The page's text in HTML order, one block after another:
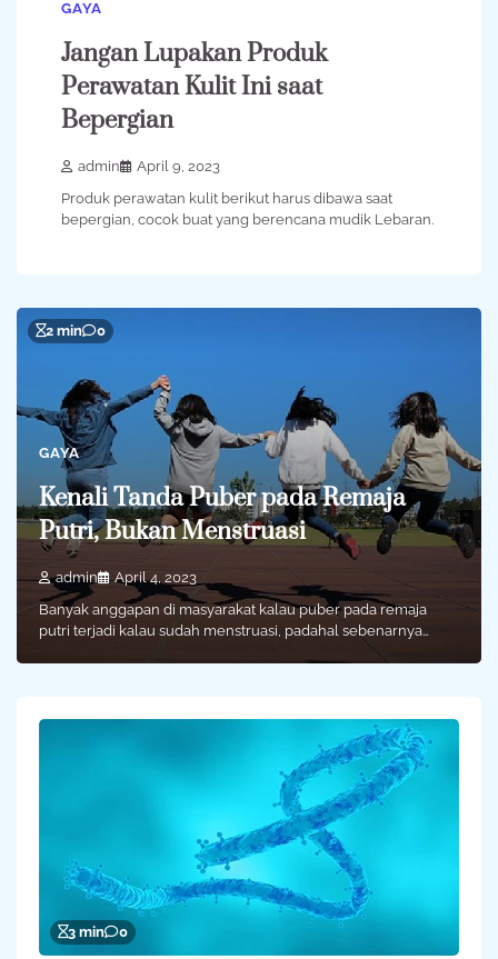
GAYA
Jangan Lupakan Produk
Perawatan Kulit Ini saat
Bepergian
admin
April 9, 2023
Produk perawatan kulit berikut harus dibawa saat
bepergian, cocok buat yang berencana mudik Lebaran.
2 min 0
GAYA
Kenali Tanda Puber pada Remaja
Putri, Bukan Menstruasi
admin
April 4, 2023
Banyak anggapan di masyarakat kalau puber pada remaja
putri terjadi kalau sudah menstruasi, padahal sebenarnya…
3 min 0